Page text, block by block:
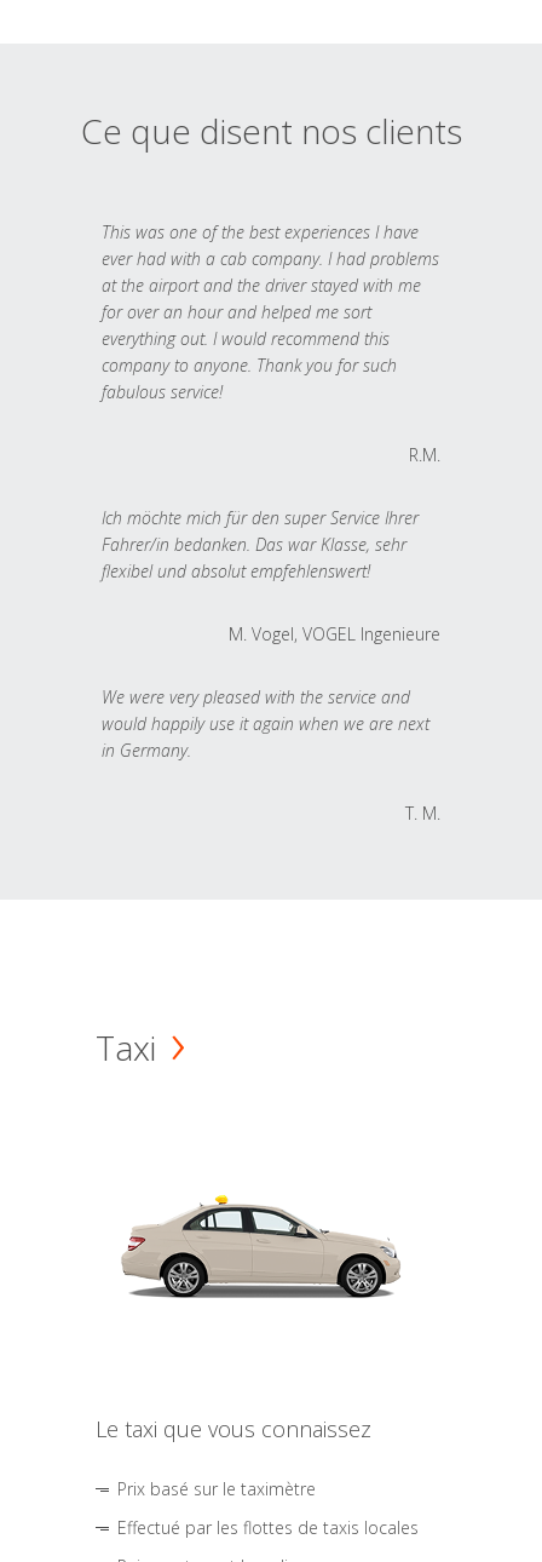
Ce que disent nos clients
This was one of the best experiences I have
ever had with a cab company. I had problems
at the airport and the driver stayed with me
for over an hour and helped me sort
everything out. I would recommend this
company to anyone. Thank you for such
fabulous service!
R.M.
Ich möchte mich für den super Service Ihrer
Fahrer/in bedanken. Das war Klasse, sehr
flexibel und absolut empfehlenswert!
M. Vogel, VOGEL Ingenieure
We were very pleased with the service and
would happily use it again when we are next
in Germany.
T. M.
Taxi
Le taxi que vous connaissez
Prix basé sur le taximètre
Effectué par les flottes de taxis locales